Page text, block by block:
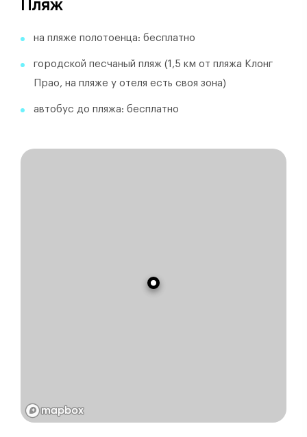
на пляже полотоенца: бесплатно
городской песчаный пляж (1,5 км от пляжа Клонг
Прао, на пляже у отеля есть своя зона)
автобус до пляжа: бесплатно